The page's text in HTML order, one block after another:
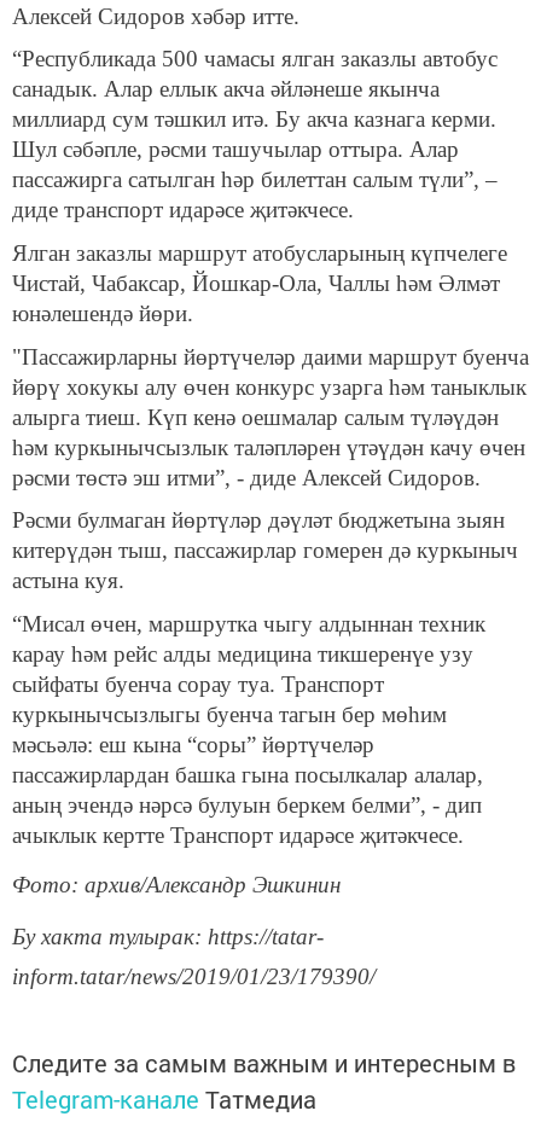
Алексей Сидоров хәбәр итте.
“Республикада 500 чамасы ялган заказлы автобус
санадык. Алар еллык акча әйләнеше якынча
миллиард сум тәшкил итә. Бу акча казнага керми.
Шул сәбәпле, рәсми ташучылар оттыра. Алар
пассажирга сатылган һәр билеттан салым түли”, –
диде транспорт идарәсе җитәкчесе.
Ялган заказлы маршрут атобусларының күпчелеге
Чистай, Чабаксар, Йошкар-Ола, Чаллы һәм Әлмәт
юнәлешендә йөри.
"Пассажирларны йөртүчеләр даими маршрут буенча
йөрү хокукы алу өчен конкурс узарга һәм таныклык
алырга тиеш. Күп кенә оешмалар салым түләүдән
һәм куркынычсызлык таләпләрен үтәүдән качу өчен
рәсми төстә эш итми”, - диде Алексей Сидоров.
Рәсми булмаган йөртүләр дәүләт бюджетына зыян
китерүдән тыш, пассажирлар гомерен дә куркыныч
астына куя.
“Мисал өчен, маршрутка чыгу алдыннан техник
карау һәм рейс алды медицина тикшеренүе узу
сыйфаты буенча сорау туа. Транспорт
куркынычсызлыгы буенча тагын бер мөһим
мәсьәлә: еш кына “соры” йөртүчеләр
пассажирлардан башка гына посылкалар алалар,
аның эчендә нәрсә булуын беркем белми”, - дип
ачыклык кертте Транспорт идарәсе җитәкчесе.
Фото: архив/Александр Эшкинин
Бу хакта тулырак: https://tatar-
inform.tatar/news/2019/01/23/179390/
Следите за самым важным и интересным в
Telegram-канале Татмедиа